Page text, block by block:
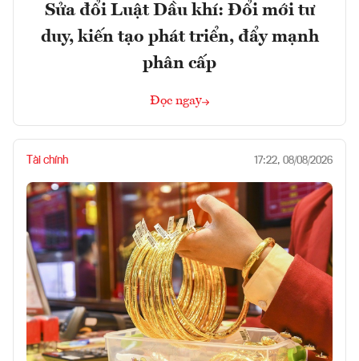
Sửa đổi Luật Dầu khí: Đổi mới tư
duy, kiến tạo phát triển, đẩy mạnh
phân cấp
Đọc ngay
Tài chính 17:22, 08/08/2026